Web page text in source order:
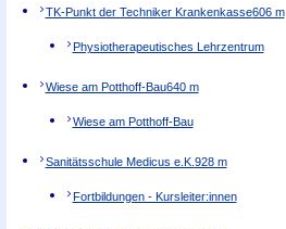
TK-Punkt der Techniker Krankenkasse606 m
Physiotherapeutisches Lehrzentrum
Wiese am Potthoff-Bau640 m
Wiese am Potthoff-Bau
Sanitätsschule Medicus e.K. 928 m
Fortbildungen - Kursleiter:innen